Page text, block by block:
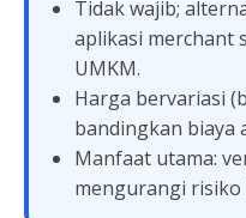
Tidak wajib;
aplikasi merchant
UMKM.
Harga bervariasi
bandingkan biaya
Manfaat utama:
mengurangi